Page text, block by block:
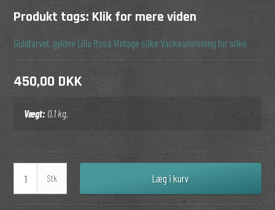
Produkt tags: Klik for mere viden
Guldfarvet, gyldne Lilla Rosa Vintage silke Vaskeanvisning for silke
450,00 DKK
Vægt: 0,1 kg.
Stk Læg i kurv